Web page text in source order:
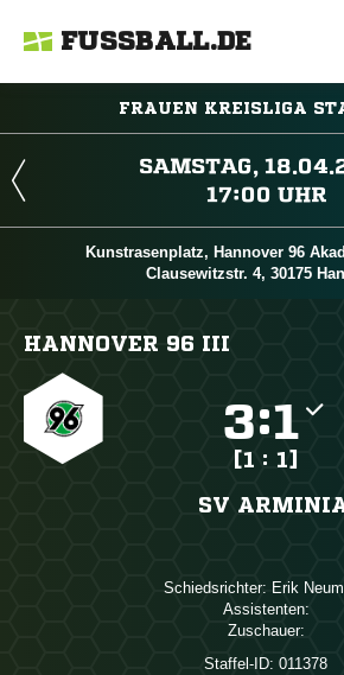
FUSSBALL.DE
FRAUEN KREISLIGA

 
Kunstrasenplatz, Hannover 96
Clausewitzstr. 4, 30175
HANNOVER 96 III
:
[1 : 1]
SV
Schiedsrichter: 
Assistenten:
Zuschauer:
Staffel-ID: 011378